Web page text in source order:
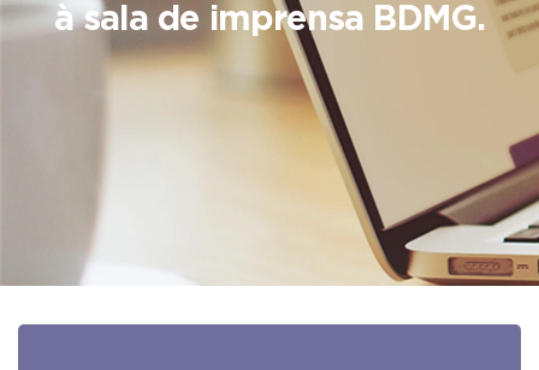
à sala de imprensa BDMG.